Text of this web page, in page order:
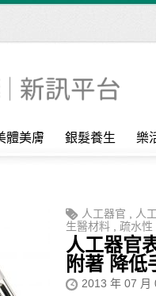
體美膚 銀髮養生 樂
人工器官 人
生醫材料 , 疏水性
人工器官
附著 降低
2013 年 07 月